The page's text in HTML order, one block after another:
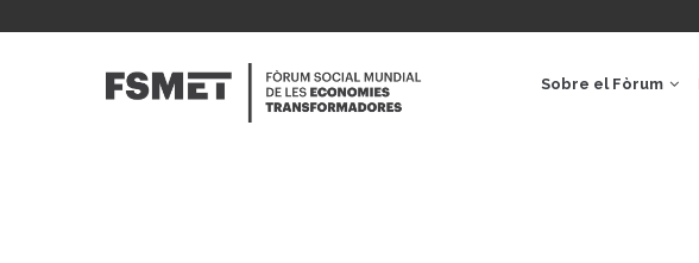
PRINCIPALSobre el Fòrum